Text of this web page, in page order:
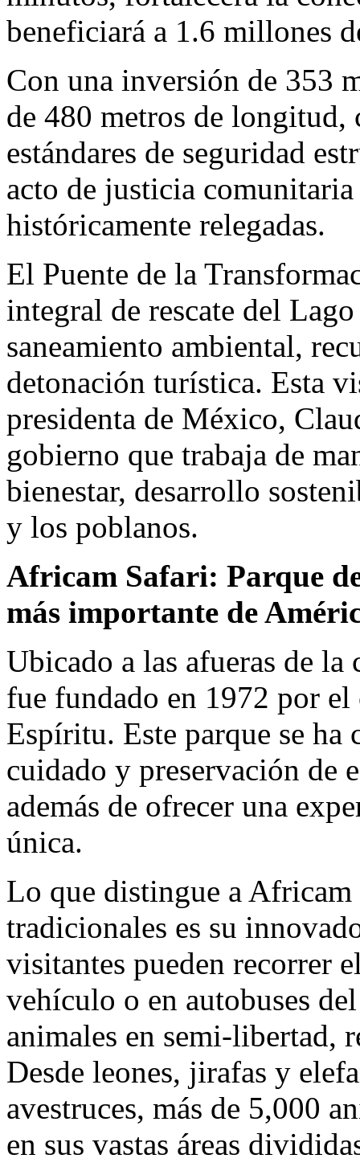
beneficiará a 1.6 millones
Con una inversión de 353
de 480 metros de
estándares de seguridad
acto de justicia
históricamente relegadas.
El Puente de la
integral de rescate del
saneamiento ambiental,
detonación turística. Esta
presidenta de México,
gobierno que trabaja de
bienestar, desarrollo
y los poblanos.
Africam Safari: Parque
más importante de
Ubicado a las afueras de
fue fundado en 1972 por
Espíritu. Este parque se
cuidado y preservación de
además de ofrecer una
única.
Lo que distingue a
tradicionales es su
visitantes pueden recorrer
vehículo o en autobuses
animales en semi-libertad,
Desde leones, jirafas y
avestruces, más de 5,000
en sus vastas áreas